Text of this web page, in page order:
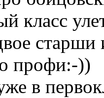
класс
профи:-))
в